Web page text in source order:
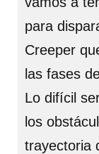
para
Creeper
las fases
Lo difícil
los
trayectoria